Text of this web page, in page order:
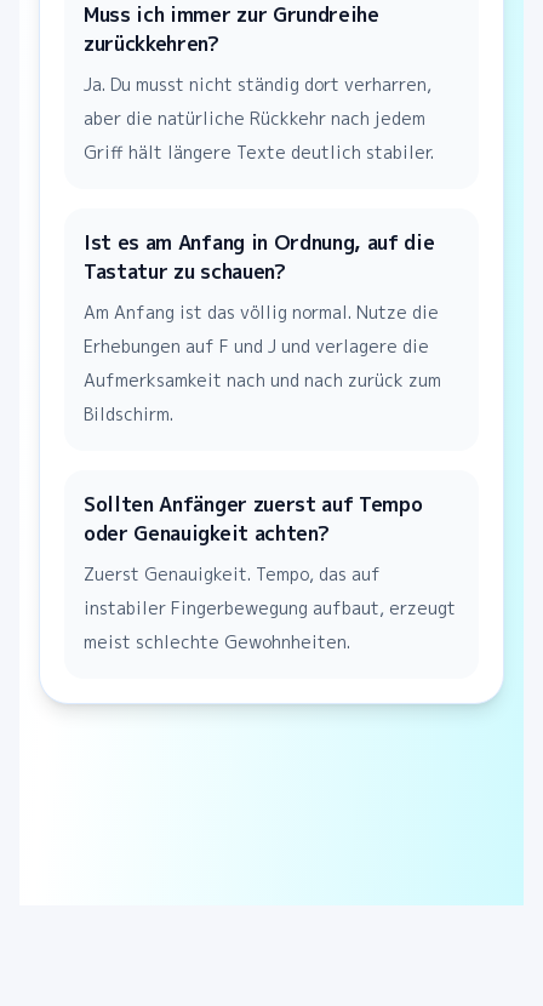
Muss ich immer zur Grundreihe
zurückkehren?
Ja. Du musst nicht ständig dort verharren,
aber die natürliche Rückkehr nach jedem
Griff hält längere Texte deutlich stabiler.
Ist es am Anfang in Ordnung, auf die
Tastatur zu schauen?
Am Anfang ist das völlig normal. Nutze die
Erhebungen auf F und J und verlagere die
Aufmerksamkeit nach und nach zurück zum
Bildschirm.
Sollten Anfänger zuerst auf Tempo
oder Genauigkeit achten?
Zuerst Genauigkeit. Tempo, das auf
instabiler Fingerbewegung aufbaut, erzeugt
meist schlechte Gewohnheiten.